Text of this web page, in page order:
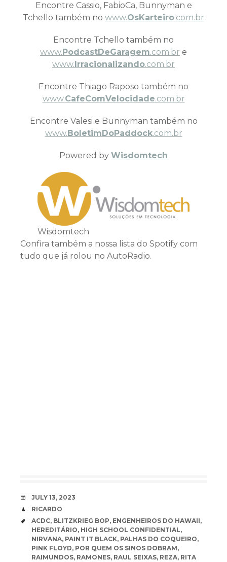
Encontre Cassio, FabioCa, Bunnyman e
Tchello também no www.OsKarteiro.com.br
Encontre Tchello também no
www.PodcastDeGaragem.com.br e
www.Irracionalizando.com.br
Encontre Thiago Raposo também no
www.CafeComVelocidade.com.br
Encontre Valesi e Bunnyman também no
www.BoletimDoPaddock.com.br
Powered by Wisdomtech
Wisdomtech
Confira também a nossa lista do Spotify com
tudo que já rolou no AutoRadio.
DATE
JULY 13, 2023
AUTHOR
RICARDO
TAGS
ACDC, BLITZKRIEG BOP, ENGENHEIROS DO HAWAII,
HEREDITÁRIO, HIGH SCHOOL CONFIDENTIAL,
NIRVANA, PAINT IT BLACK, PALHAS DO COQUEIRO,
PINK FLOYD, POR QUEM OS SINOS DOBRAM,
RAIMUNDOS, RAMONES, RAUL SEIXAS, REZA, RITA